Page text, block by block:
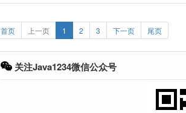
首页 上一页 1 2 3 下一页 尾页
关注Java1234微信公众号